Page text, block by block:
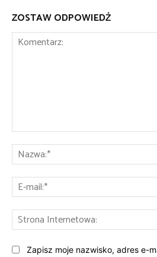
ZOSTAW ODPOWIEDŹ
Zapisz moje nazwisko, adres e-